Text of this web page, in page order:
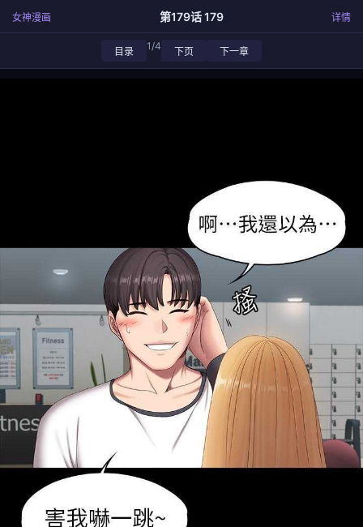
女神漫画 第179话 179 详情
目录 1/4 下页 下一章